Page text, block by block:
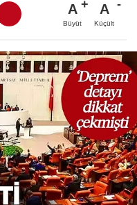
A
Büyüt
A
Küçült